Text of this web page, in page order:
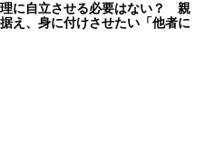
理に自立させる必要はない？ 親
え、身に付けさせたい「他者に